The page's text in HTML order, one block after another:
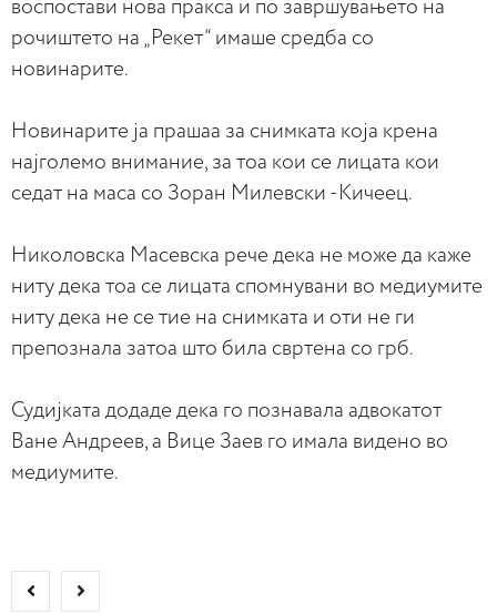
воспостави нова пракса и по завршувањето на
рочиштето на „Рекет“ имаше средба со
новинарите.
Новинарите ја прашаа за снимката која крена
најголемо внимание, за тоа кои се лицата кои
седат на маса со Зоран Милевски -Кичеец.
Николовска Масевска рече дека не може да каже
ниту дека тоа се лицата спомнувани во медиумите
ниту дека не се тие на снимката и оти не ги
препознала затоа што била свртена со грб.
Судијката додаде дека го познавала адвокатот
Ване Андреев, а Вице Заев го имала видено во
медиумите.